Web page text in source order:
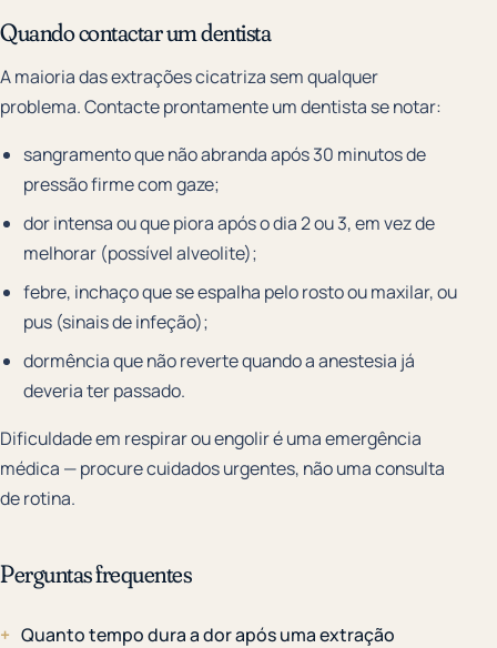
Quando contactar um dentista
A maioria das extrações cicatriza sem qualquer
problema. Contacte prontamente um dentista se notar:
sangramento que não abranda após 30 minutos de
pressão firme com gaze;
dor intensa ou que piora após o dia 2 ou 3, em vez de
melhorar (possível alveolite);
febre, inchaço que se espalha pelo rosto ou maxilar, ou
pus (sinais de infeção);
dormência que não reverte quando a anestesia já
deveria ter passado.
Dificuldade em respirar ou engolir é uma emergência
médica — procure cuidados urgentes, não uma consulta
de rotina.
Perguntas frequentes
Quanto tempo dura a dor após uma extração